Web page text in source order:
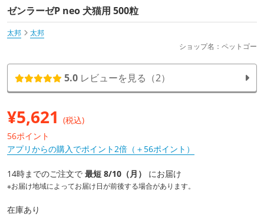
ゼンラーゼP neo 犬猫用 500粒
太邦
太邦
ショップ名：ペットゴー
5.0 レビューを見る（2）
¥5,621 (税込)
56ポイント
アプリからの購入でポイント2倍（＋56ポイント）
14時までのご注文で 最短 8/10（月） にお届け
※お届け地域によってお届け日が前後する場合があります。
在庫あり